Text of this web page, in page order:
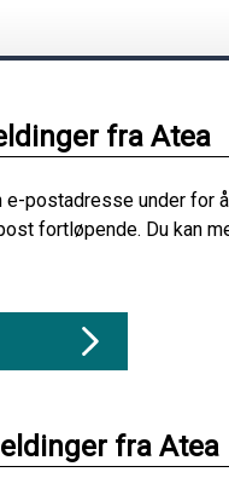
fra Atea
e-postadresse under for
fortløpende. Du kan
fra Atea